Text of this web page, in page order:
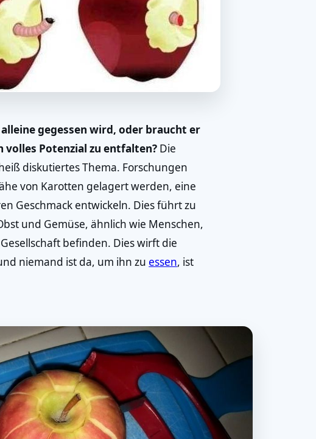
gegessen wird, oder braucht er
volles Potenzial zu entfalten? Die
diskutiertes Thema. Forschungen
von Karotten gelagert werden, eine
Geschmack entwickeln. Dies führt zu
und Gemüse, ähnlich wie Menschen,
befinden. Dies wirft die
niemand ist da, um ihn zu essen, ist